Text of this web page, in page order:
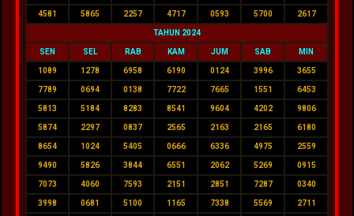
4581 5865 2257 4717 0593 5700 2617
TAHUN 2024
SEN SEL RAB KAM JUM SAB MIN
1089 1278 6958 6190 0124 3996 3655
7789 0694 0138 7722 7665 1551 6453
5813 5184 8283 8541 9604 4202 9806
5874 2297 0837 2565 2163 2165 6180
8654 1024 5405 0666 6336 4975 2559
9490 5826 3844 6551 2062 5269 0915
7073 4060 7593 2151 2851 7287 0340
3998 0681 5100 1165 7338 5569 2711